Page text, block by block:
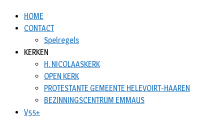
HOME
CONTACT
Spelregels
KERKEN
H. NICOLAASKERK
OPEN KERK
PROTESTANTE GEMEENTE HELEVOIRT-HAAREN
BEZINNINGSCENTRUM EMMAUS
V55+